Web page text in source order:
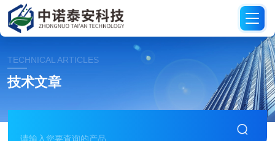
TECHNICAL ARTICLES
技术文章